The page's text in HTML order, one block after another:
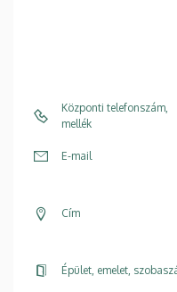
Központi telefonszám,
mellék
E-mail
Cím
Épület, emelet,